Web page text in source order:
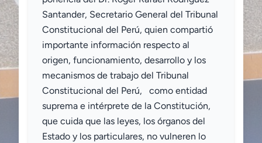
Santander, Secretario General del Tribunal
Constitucional del Perú, quien compartió
importante información respecto al
origen, funcionamiento, desarrollo y los
mecanismos de trabajo del Tribunal
Constitucional del Perú, como entidad
suprema e intérprete de la Constitución,
que cuida que las leyes, los órganos del
Estado y los particulares, no vulneren lo